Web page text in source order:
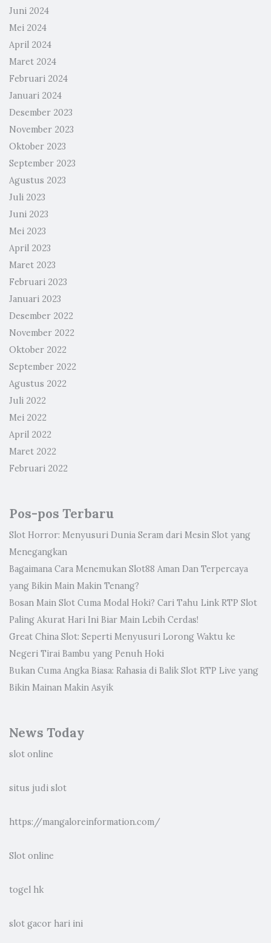
Juni 2024
Mei 2024
April 2024
Maret 2024
Februari 2024
Januari 2024
Desember 2023
November 2023
Oktober 2023
September 2023
Agustus 2023
Juli 2023
Juni 2023
Mei 2023
April 2023
Maret 2023
Februari 2023
Januari 2023
Desember 2022
November 2022
Oktober 2022
September 2022
Agustus 2022
Juli 2022
Mei 2022
April 2022
Maret 2022
Februari 2022
Pos-pos Terbaru
Slot Horror: Menyusuri Dunia Seram dari Mesin Slot yang
Menegangkan
Bagaimana Cara Menemukan Slot88 Aman Dan Terpercaya
yang Bikin Main Makin Tenang?
Bosan Main Slot Cuma Modal Hoki? Cari Tahu Link RTP Slot
Paling Akurat Hari Ini Biar Main Lebih Cerdas!
Great China Slot: Seperti Menyusuri Lorong Waktu ke
Negeri Tirai Bambu yang Penuh Hoki
Bukan Cuma Angka Biasa: Rahasia di Balik Slot RTP Live yang
Bikin Mainan Makin Asyik
News Today
slot online
situs judi slot
https://mangaloreinformation.com/
Slot online
togel hk
slot gacor hari ini